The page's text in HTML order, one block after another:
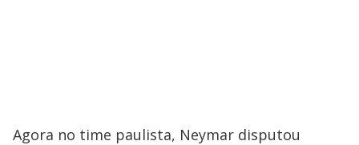
Agora no time paulista, Neymar disputou